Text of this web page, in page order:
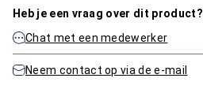
Heb je een vraag over dit product?
Chat met een medewerker
Neem contact op via de e-mail